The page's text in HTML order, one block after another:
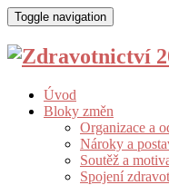
Toggle navigation
Úvod
Bloky změn
Organizace a
Nároky a
Soutěž a
Spojení